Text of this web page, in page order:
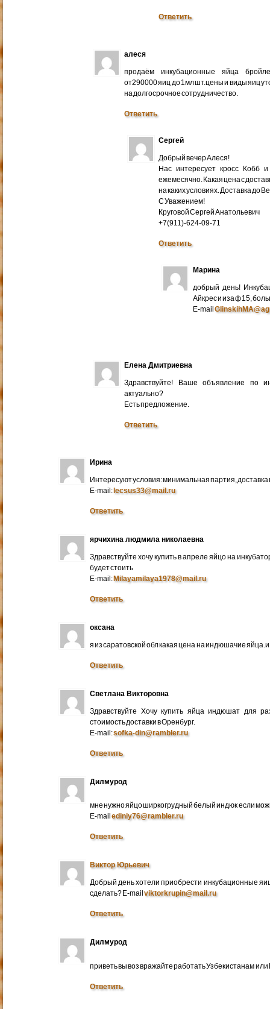
Ответить
алеся
продаём инкубационные яйца
от290000 яиц до 1мл шт.цены и виды яиц
на долгосрочное сотрудничество.
Ответить
Сергей
Добрый вечер Алеся!
Нас интересует кросс Кобб
ежемесячно. Какая цена с
на каких условиях. Доставка до
С Уважением!
Круговой Сергей Анатольевич
+7(911)-624-09-71
Ответить
Марина
добрый день!
Айкрес и иза ф 15,
E-mail
Елена Дмитриевна
Здравствуйте! Ваше объявление по
актуально?
Есть предложение.
Ответить
Ирина
Интересуют условия: минимальная партия, доставка
E-mail:lecsus33@mail.ru
Ответить
ярчихина людмила николаевна
Здравствуйте хочу купить в апреле яйцо на
будет стоить
E-mail:Milayamilaya1978@mail.ru
Ответить
оксана
я из саратовской обл какая цена на индюшачие яйца.и
Ответить
Светлана Викторовна
Здравствуйте Хочу купить яйца индюшат для
стоимость доставки в Оренбург.
E-mail:sofka-din@rambler.ru
Ответить
Дилмурод
мне нужно яйцо ширкогрудный белый индюк если
E-mailediniy76@rambler.ru
Ответить
Виктор Юрьевич
Добрый день хотели приобрести инкубационные
сделать? E-mailviktorkrupin@mail.ru
Ответить
Дилмурод
приветь вы воз вражайте работать Узбекистанам
Ответить